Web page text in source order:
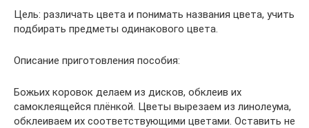
Цель: различать цвета и понимать названия цвета, учить
подбирать предметы одинакового цвета.
Описание приготовления пособия:
Божьих коровок делаем из дисков, обклеив их
самоклеящейся плёнкой. Цветы вырезаем из линолеума,
обклеиваем их соответствующими цветами. Оставить не